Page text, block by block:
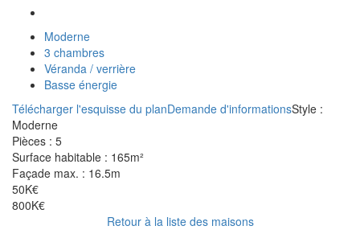
Moderne
3 chambres
Véranda / verrière
Basse énergie
Télécharger l'esquisse du planDemande d'informationsStyle :
Moderne
Pièces : 5
Surface habitable : 165m²
Façade max. : 16.5m
50K€
800K€
Retour à la liste des maisons